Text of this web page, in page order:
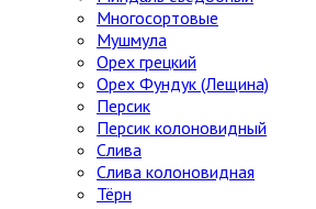
Многосортовые
Мушмула
Орех грецкий
Орех Фундук (Лещина)
Персик
Персик колоновидный
Слива
Слива колоновидная
Тёрн